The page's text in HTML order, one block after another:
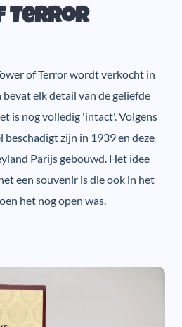
Terror
of Terror wordt verkocht in
bevat elk detail van de geliefde
is nog volledig 'intact'. Volgens
zijn in 1939 en deze
Parijs gebouwd. Het idee
een souvenir is die ook in het
het nog open was.